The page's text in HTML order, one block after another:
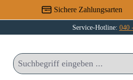
Sichere Zahlungsarten
Service-Hotline: 040